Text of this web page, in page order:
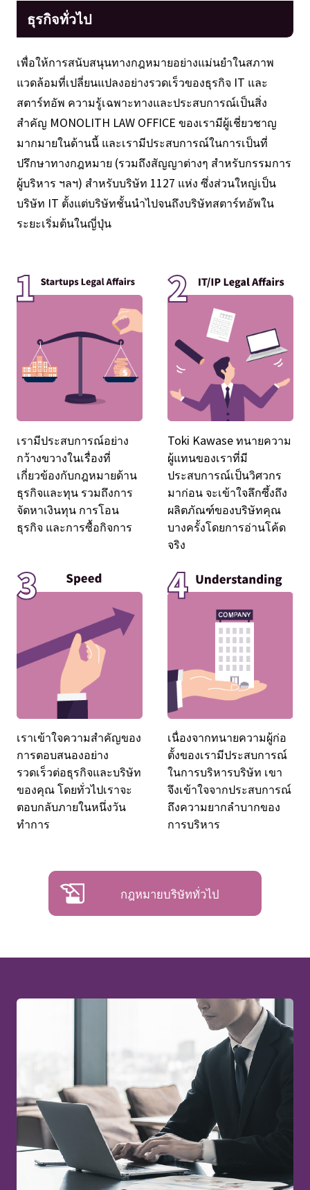
ธุรกิจทั่วไป
เพื่อให้การสนับสนุนทางกฎหมายอย่างแม่นยำในสภาพ
แวดล้อมที่เปลี่ยนแปลงอย่างรวดเร็วของธุรกิจ IT และ
สตาร์ทอัพ ความรู้เฉพาะทางและประสบการณ์เป็นสิ่ง
สำคัญ MONOLITH LAW OFFICE ของเรามีผู้เชี่ยวชาญ
มากมายในด้านนี้ และเรามีประสบการณ์ในการเป็นที่
ปรึกษาทางกฎหมาย (รวมถึงสัญญาต่างๆ สำหรับกรรมการ
ผู้บริหาร ฯลฯ) สำหรับบริษัท 1127 แห่ง ซึ่งส่วนใหญ่เป็น
บริษัท IT ตั้งแต่บริษัทชั้นนำไปจนถึงบริษัทสตาร์ทอัพใน
ระยะเริ่มต้นในญี่ปุ่น
เรามีประสบการณ์อย่าง
กว้างขวางในเรื่องที่
เกี่ยวข้องกับกฎหมายด้าน
ธุรกิจและทุน รวมถึงการ
จัดหาเงินทุน การโอน
ธุรกิจ และการซื้อกิจการ
Toki Kawase ทนายความ
ผู้แทนของเราที่มี
ประสบการณ์เป็นวิศวกร
มาก่อน จะเข้าใจลึกซึ้งถึง
ผลิตภัณฑ์ของบริษัทคุณ
บางครั้งโดยการอ่านโค้ด
จริง
เราเข้าใจความสำคัญของ
การตอบสนองอย่าง
รวดเร็วต่อธุรกิจและบริษัท
ของคุณ โดยทั่วไปเราจะ
ตอบกลับภายในหนึ่งวัน
ทำการ
เนื่องจากทนายความผู้ก่อ
ตั้งของเรามีประสบการณ์
ในการบริหารบริษัท เขา
จึงเข้าใจจากประสบการณ์
ถึงความยากลำบากของ
การบริหาร
กฎหมายบริษัททั่วไป